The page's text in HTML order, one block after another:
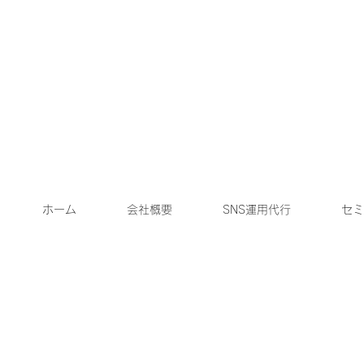
ホーム 会社概要 SNS運用代行 セ